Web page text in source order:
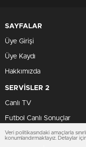
SAYFALAR
Üye Girişi
Üye Kaydı
Hakkımızda
SERVİSLER 2
Canlı TV
Futbol Canlı Sonuçlar
Veri politikasındaki amaçlarla
konumlandırmaktayız. Detaylar